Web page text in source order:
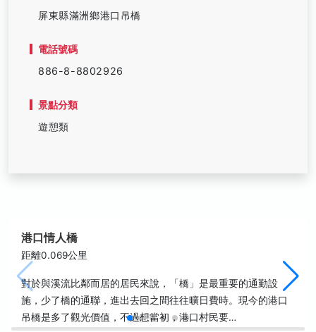
屏東縣滿洲鄉港口吊橋
電話號碼
886-8-8802926
景點分類
遊憩類
港口情人橋
距離0.069公里
對於與溪流比鄰而居的居民來說，「橋」是最重要的通勤設
施，少了橋的通聯，進出去回之間往往曠日費時。現今的港口
吊橋是多了觀光價值，不過想當初，港口村民要…